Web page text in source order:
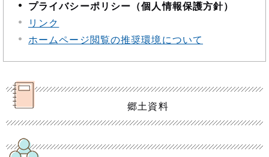
プライバシーポリシー（個人情報保護方針）
リンク
ホームページ閲覧の推奨環境について
郷土資料